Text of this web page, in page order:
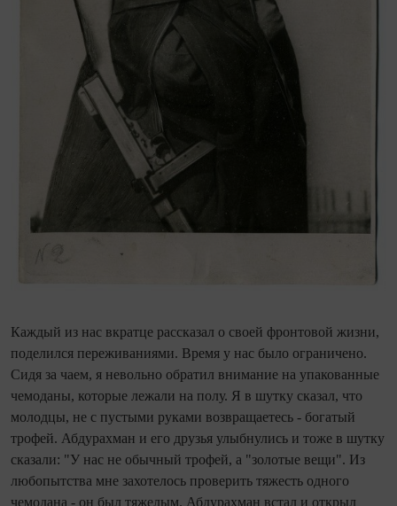
Каждый из нас вкратце рассказал о своей фронтовой жизни,
поделился переживаниями. Время у нас было ограничено.
Сидя за чаем, я невольно обратил внимание на упакованные
чемоданы, которые лежали на полу. Я в шутку сказал, что
молодцы, не с пустыми руками возвращаетесь - богатый
трофей. Абдурахман и его друзья улыбнулись и тоже в шутку
сказали: "У нас не обычный трофей, а "золотые вещи". Из
любопытства мне захотелось проверить тяжесть одного
чемодана - он был тяжелым. Абдурахман встал и открыл